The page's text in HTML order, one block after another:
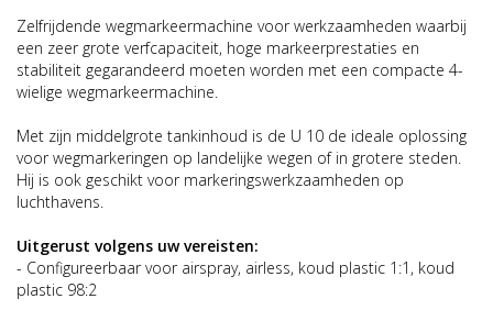
Zelfrijdende wegmarkeermachine voor werkzaamheden waarbij
een zeer grote verfcapaciteit, hoge markeerprestaties en
stabiliteit gegarandeerd moeten worden met een compacte 4-
wielige wegmarkeermachine.
Met zijn middelgrote tankinhoud is de U 10 de ideale oplossing
voor wegmarkeringen op landelijke wegen of in grotere steden.
Hij is ook geschikt voor markeringswerkzaamheden op
luchthavens.
Uitgerust volgens uw vereisten:
- Configureerbaar voor airspray, airless, koud plastic 1:1, koud
plastic 98:2